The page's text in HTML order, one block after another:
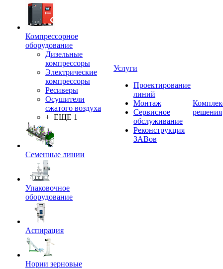
Компрессорное
оборудование
Дизельные
компрессоры
Электрические
компрессоры
Ресиверы
Осушители
сжатого воздуха
+ ЕЩЕ 1
Семенные линии
Упаковочное
оборудование
Аспирация
Нории зерновые
Услуги
Проектирование
линий
Монтаж
Сервисное
обслуживание
Реконструкция
ЗАВов
решения